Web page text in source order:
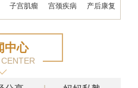
子宫肌瘤 宫颈疾病 产后康复
中心